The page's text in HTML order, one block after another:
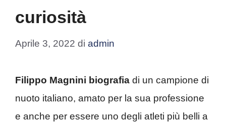
curiosità
Aprile 3, 2022 di admin
Filippo Magnini biografia di un campione di
nuoto italiano, amato per la sua professione
e anche per essere uno degli atleti più belli a